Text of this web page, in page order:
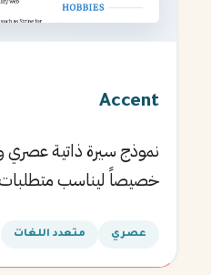
Accent
نموذج سيرة ذاتية عصري
خصيصاً ليناسب متطلبات
عصري متعدد اللغات